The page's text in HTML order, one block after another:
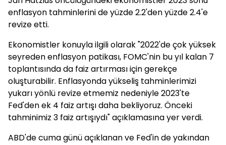
enflasyon tahminlerini de yüzde 2.2'den yüzde 2.4'e
revize etti.
Ekonomistler konuyla ilgili olarak "2022'de çok yüksek
seyreden enflasyon patikası, FOMC'nin bu yıl kalan 7
toplantısında da faiz artırması için gerekçe
oluşturabilir. Enflasyonda yükseliş tahminlerimizi
yukarı yönlü revize etmemiz nedeniyle 2023'te
Fed'den ek 4 faiz artışı daha bekliyoruz. Önceki
tahminimiz 3 faiz artışıydı" açıklamasına yer verdi.
ABD'de cuma günü açıklanan ve Fed'in de yakından